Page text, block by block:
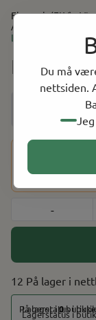
Du må
nettsiden.
Flavorah (FLV) - Virginia
Anbefalt i miks: 3-5% Baser (PG/VG) finner du her. Utstyr
tilbehør til
Les mer
NOK
Dette
du har fullført
-
12 På lager
På lager i0